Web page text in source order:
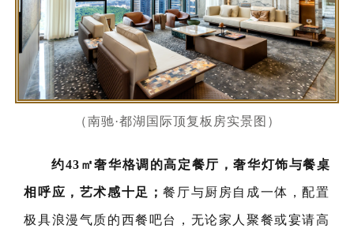
（南驰·都湖国际顶复板房实景图）
约43㎡奢华格调的高定餐厅，奢华灯饰与餐桌
相呼应，艺术感十足；餐厅与厨房自成一体，配置
极具浪漫气质的西餐吧台，无论家人聚餐或宴请高